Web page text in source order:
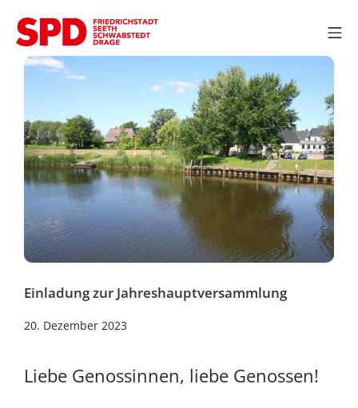
Inhalt
springenSPD OV Friedrichstadt
Einladung zur Jahreshauptversammlung
20. Dezember 2023
Liebe Genossinnen, liebe Genossen!